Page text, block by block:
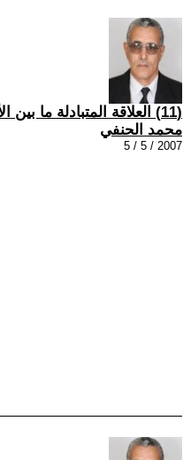
(11) العلاقة المتبادلة ما بين الأحزاب السياسية، والمنظمات النقابية، والجماهيرية.....4
محمد الحنفي
2007 / 5 / 5